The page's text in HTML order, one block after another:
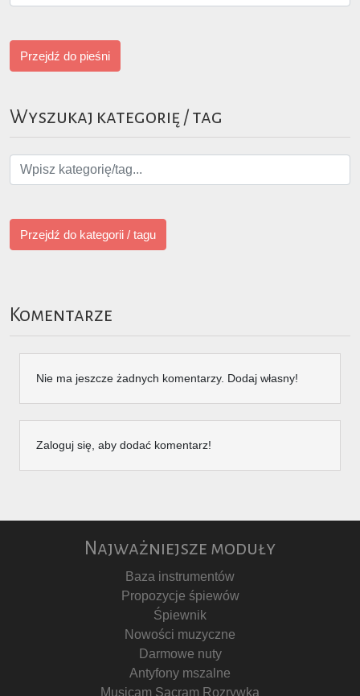
Przejdź do pieśni
Wyszukaj kategorię / tag
Przejdź do kategorii / tagu
Komentarze
Nie ma jeszcze żadnych komentarzy. Dodaj własny!
Zaloguj się, aby dodać komentarz!
Najważniejsze moduły
Baza instrumentów
Propozycje śpiewów
Śpiewnik
Nowości muzyczne
Darmowe nuty
Antyfony mszalne
Musicam Sacram Rozrywka